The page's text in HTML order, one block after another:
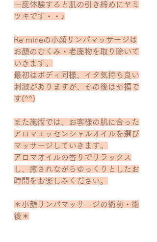
一度体験すると肌の引き締めにヤミ
ツキです・・♪
Re mineの小顔リンパマッサージは
お顔のむくみ・老廃物を取り除いて
いきます。
最初はボディ同様、イタ気持ち良い
刺激がありますが、その後は至福で
す(^^)
また施術では、お客様の肌に合った
アロマエッセンシャルオイルを選び
マッサージしていきます。
アロマオイルの香りでリラックス
し、癒されながらゆっくりとしたお
時間をお楽しみください。
​＊小顔リンパマッサージの術前・術
後＊